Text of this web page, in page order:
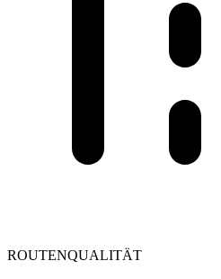
ROUTENQUALITÄT